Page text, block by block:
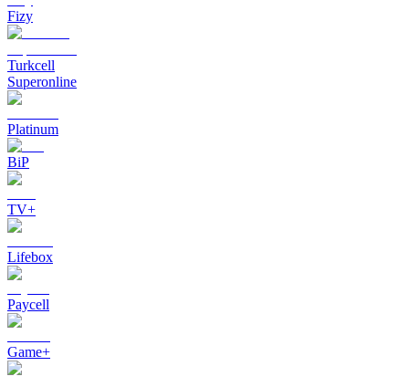
Fizy
Turkcell
Superonline
Platinum
BiP
TV+
Lifebox
Paycell
Game+